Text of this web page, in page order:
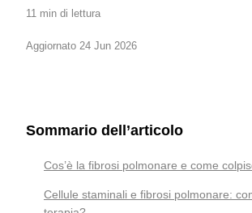
11 min di lettura
Aggiornato 24 Jun 2026
Sommario dell’articolo
Cos’è la fibrosi polmonare e come
Cellule staminali e fibrosi polmonare: